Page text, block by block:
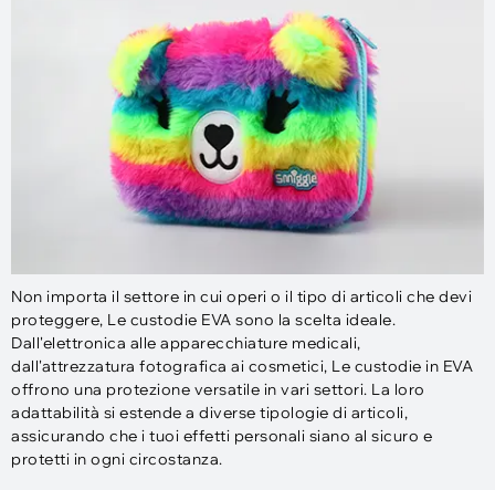
Non importa il settore in cui operi o il tipo di articoli che devi
proteggere, Le custodie EVA sono la scelta ideale.
Dall'elettronica alle apparecchiature medicali,
dall'attrezzatura fotografica ai cosmetici, Le custodie in EVA
offrono una protezione versatile in vari settori. La loro
adattabilità si estende a diverse tipologie di articoli,
assicurando che i tuoi effetti personali siano al sicuro e
protetti in ogni circostanza.